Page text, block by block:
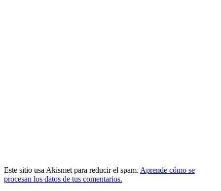
Este sitio usa Akismet para reducir el spam. Aprende cómo se
procesan los datos de tus comentarios.